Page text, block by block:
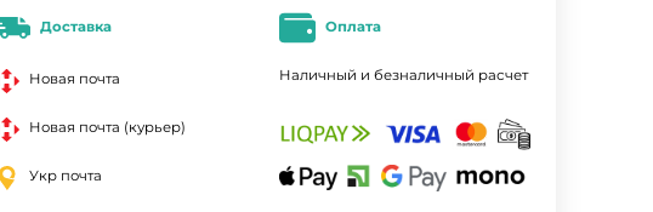
Доставка
Новая почта
Новая почта (курьер)
Укр почта
Оплата
Наличный и безналичный расчет